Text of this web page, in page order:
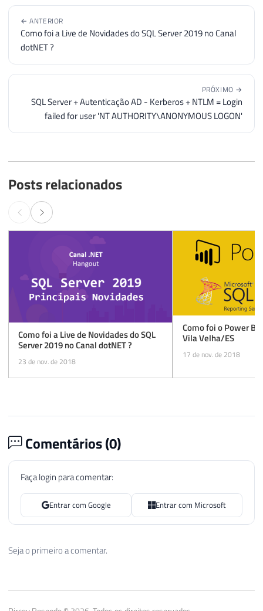
PRÓXIMO →
SQL Server + Autenticação AD - Kerberos + NTLM = Login
failed for user 'NT AUTHORITY\ANONYMOUS LOGON'
Posts relacionados
Como foi a Live de Novidades do SQL
Server 2019 no Canal dotNET ?
Como foi o Power
Vila Velha/ES
17 de nov. de 2018
Seja o primeiro a comentar.
Dirceu Resende © 2026. Todos os direitos reservados.